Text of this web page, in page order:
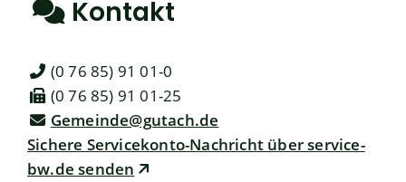
Kontakt
(0 76 85) 91 01-0
(0 76 85) 91 01-25
Gemeinde@gutach.de
Sichere Servicekonto-Nachricht über service-
bw.de senden